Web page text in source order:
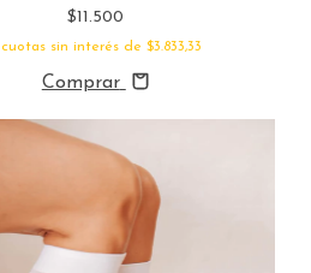
$11.500
cuotas sin interés de$3.833,33
Comprar